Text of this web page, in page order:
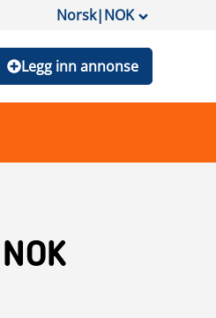
Norsk|NOK
Legg inn annonse